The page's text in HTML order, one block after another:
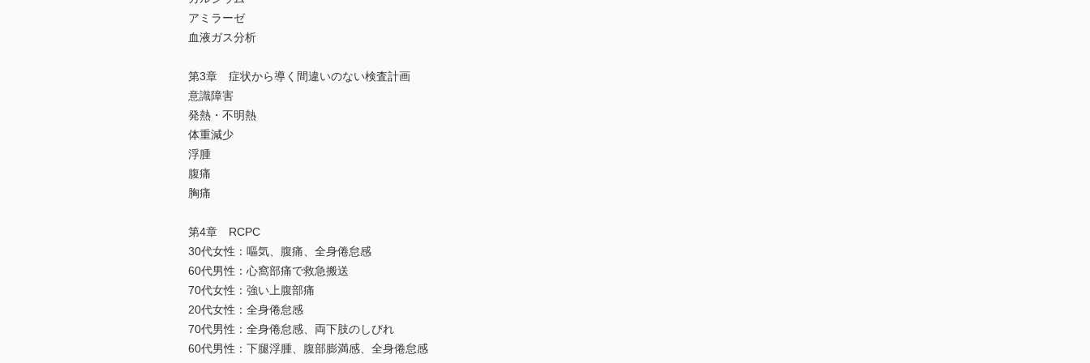
アミラーゼ
血液ガス分析
第3章 症状から導く間違いのない検査計画
意識障害
発熱・不明熱
体重減少
浮腫
腹痛
胸痛
第4章 RCPC
30代女性：嘔気、腹痛、全身倦怠感
60代男性：心窩部痛で救急搬送
70代女性：強い上腹部痛
20代女性：全身倦怠感
70代男性：全身倦怠感、両下肢のしびれ
60代男性：下腿浮腫、腹部膨満感、全身倦怠感